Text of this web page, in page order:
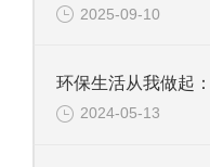
2025-09-10
2024-05-13